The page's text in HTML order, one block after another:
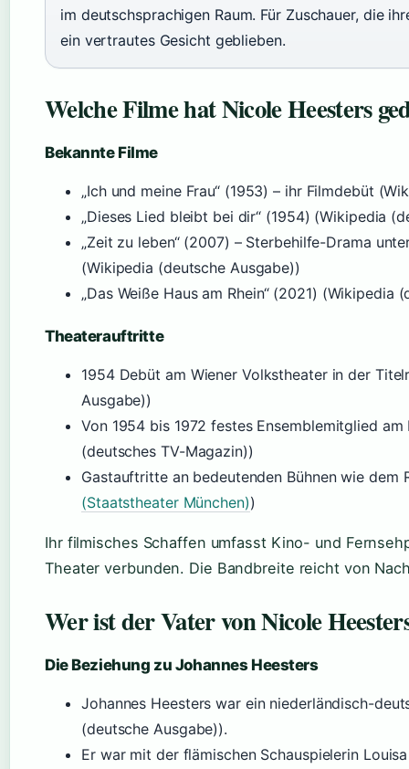
im deutschsprachigen Raum. Für Zuschauer, die
ein vertrautes Gesicht geblieben.
Welche Filme hat Nicole Heesters
Bekannte Filme
„Ich und meine Frau“ (1953) – ihr Filmdebüt
„Dieses Lied bleibt bei dir“ (1954) (Wikipedia
„Zeit zu leben“ (2007) – Sterbehilfe-Drama
(Wikipedia (deutsche Ausgabe))
„Das Weiße Haus am Rhein“ (2021) (Wikipedia
Theaterauftritte
1954 Debüt am Wiener Volkstheater in der
Ausgabe))
Von 1954 bis 1972 festes Ensemblemitglied
(deutsches TV-Magazin))
Gastauftritte an bedeutenden Bühnen wie dem
(Staatstheater München))
Ihr filmisches Schaffen umfasst Kino- und
Theater verbunden. Die Bandbreite reicht von
Wer ist der Vater von Nicole
Die Beziehung zu Johannes Heesters
Johannes Heesters war ein niederländisch-
(deutsche Ausgabe)).
Er war mit der flämischen Schauspielerin